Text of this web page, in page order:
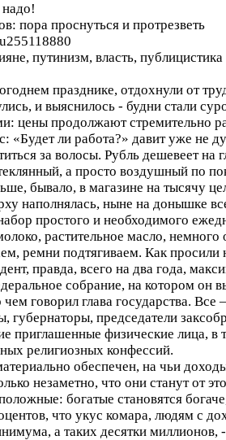
пора проснуться и протрезветь
путинизм, власть, публицистика
празднике, отдохнули от
и выяснилось - будни стали
цены продолжают стремительно
«Будет ли работа?» давит уже не
за волосы. Рубль дешевеет на
а просто воздушный по
бывало, в магазине на тысячу
наполнялась, ныне на донышке
простого и необходимого
растительное масло,
ремни подтягиваем. Как просили
правда, всего на два года,
собрание, на котором он
говорил глава государства. Все
губернаторы, председатели
приглашенные физические лица, в
религиозных конфессий.
обеспечен, на чьи
незаметно, что они станут от
богатые становятся
что укус комара, людям с
а таких десятки миллионов,